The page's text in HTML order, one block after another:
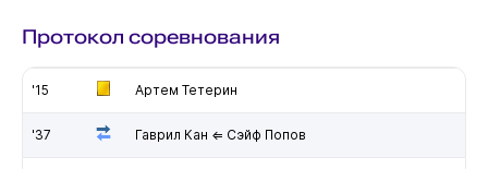
Протокол соревнования
'15 Артем Тетерин
'37 Гаврил Кан ⇐ Сэйф Попов